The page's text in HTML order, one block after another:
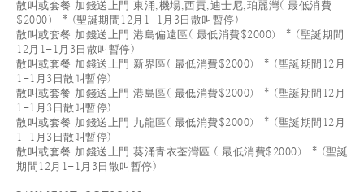
散叫或套餐 加錢送上門 東涌,機場,西貢,迪士尼,珀麗灣( 最低消費
$2000） * (聖誕期間12月1-1月3日散叫暫停)
散叫或套餐 加錢送上門 港島偏遠區( 最低消費$2000） * (聖誕期間
12月1-1月3日散叫暫停)
散叫或套餐 加錢送上門 新界區( 最低消費$2000） * (聖誕期間12月
1-1月3日散叫暫停)
散叫或套餐 加錢送上門 港島區( 最低消費$2000） * (聖誕期間12月
1-1月3日散叫暫停)
散叫或套餐 加錢送上門 九龍區( 最低消費$2000） * (聖誕期間12月
1-1月3日散叫暫停)
散叫或套餐 加錢送上門 葵涌青衣荃灣區 ( 最低消費$2000） * (聖誕
期間12月1-1月3日散叫暫停)